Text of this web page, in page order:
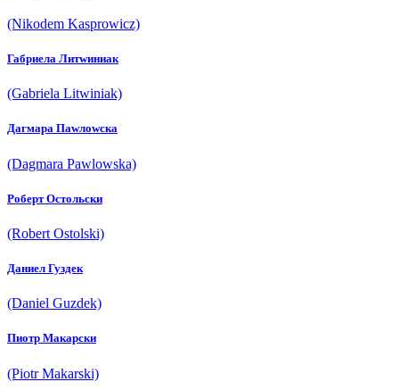
(Nikodem Kasprowicz)
Габриела Литwиниак
(Gabriela Litwiniak)
Дагмара Паwлоwска
(Dagmara Pawlowska)
Роберт Остольски
(Robert Ostolski)
Даниел Гуздек
(Daniel Guzdek)
Пиотр Макарски
(Piotr Makarski)